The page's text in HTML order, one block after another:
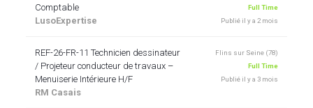
Comptable
LusoExpertise
Full Time
Publié il y a 2 mois
REF-26-FR-11 Technicien dessinateur
/ Projeteur conducteur de travaux –
Menuiserie Intérieure H/F
RM Casais
Flins sur Seine (78)
Full Time
Publié il y a 3 mois